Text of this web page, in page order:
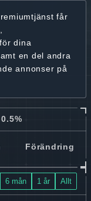
får
dina
en del andra
annonser på
Förändring
6 mån 1 år Allt